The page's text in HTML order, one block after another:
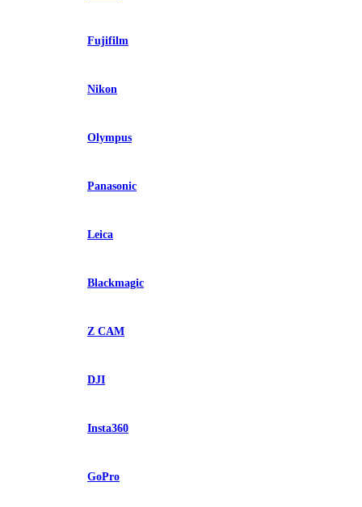
Fujifilm
Nikon
Olympus
Panasonic
Leica
Blackmagic
Z CAM
DJI
Insta360
GoPro